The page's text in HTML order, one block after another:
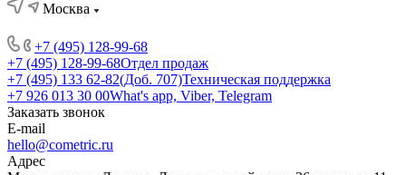
Москва
+7 (495) 128-99-68
+7 (495) 128-99-68Отдел продаж
+7 (495) 133 62-82(Доб. 707)Техническая поддержка
+7 926 013 30 00What's app, Viber, Telegram
Заказать звонок
E-mail
hello@cometric.ru
Адрес